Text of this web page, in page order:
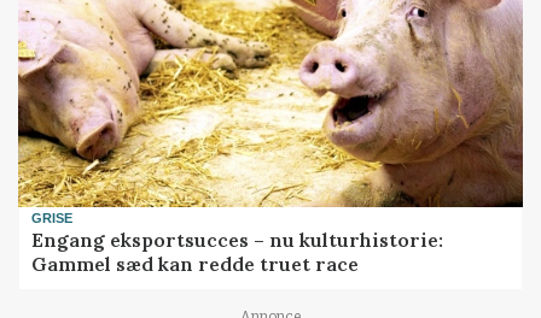
GRISE
Engang eksportsucces – nu kulturhistorie:
Gammel sæd kan redde truet race